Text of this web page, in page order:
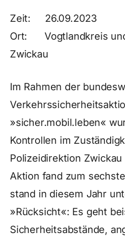
Zeit: 26.09.2023
Ort: Vogtlandkreis
Zwickau
Im Rahmen der
»sicher.mobil.leben«
Kontrollen im
Polizeidirektion
Aktion fand zum
stand in diesem Jahr
»Rücksicht«: Es geht
Sicherheitsabstände,